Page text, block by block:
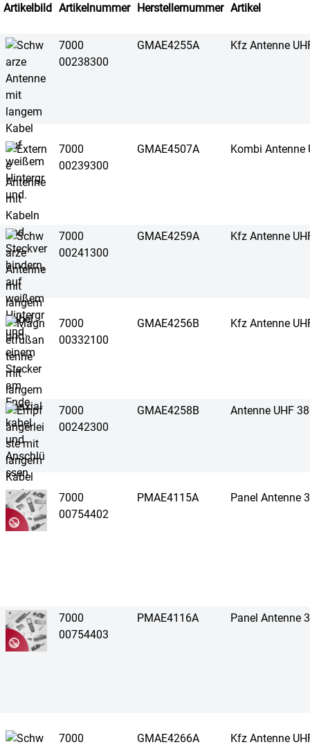
Artikelbild Artikelnummer Herstellernummer Artikel
7000
00238300
GMAE4255A Kfz Antenne
7000
00239300
GMAE4507A Kombi Antenne
7000
00241300
GMAE4259A Kfz Antenne
7000
00332100
GMAE4256B Kfz Antenne
7000
00242300
GMAE4258B Antenne UHF
7000
00754402
PMAE4115A Panel Antenne
7000
00754403
PMAE4116A Panel Antenne
7000
GMAE4266A Kfz Antenne